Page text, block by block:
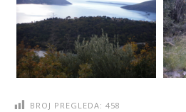
BROJ PREGLEDA: 458